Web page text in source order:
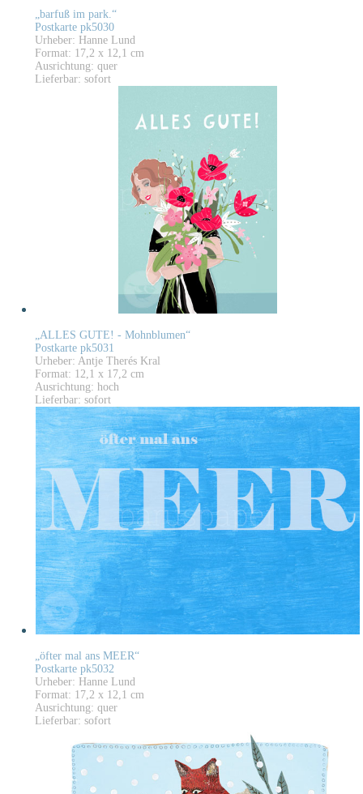
„barfuß im park.“
Postkarte pk5030
Urheber: Hanne Lund
Format: 17,2 x 12,1 cm
Ausrichtung: quer
Lieferbar: sofort
„ALLES GUTE! - Mohnblumen“
Postkarte pk5031
Urheber: Antje Therés Kral
Format: 12,1 x 17,2 cm
Ausrichtung: hoch
Lieferbar: sofort
„öfter mal ans MEER“
Postkarte pk5032
Urheber: Hanne Lund
Format: 17,2 x 12,1 cm
Ausrichtung: quer
Lieferbar: sofort